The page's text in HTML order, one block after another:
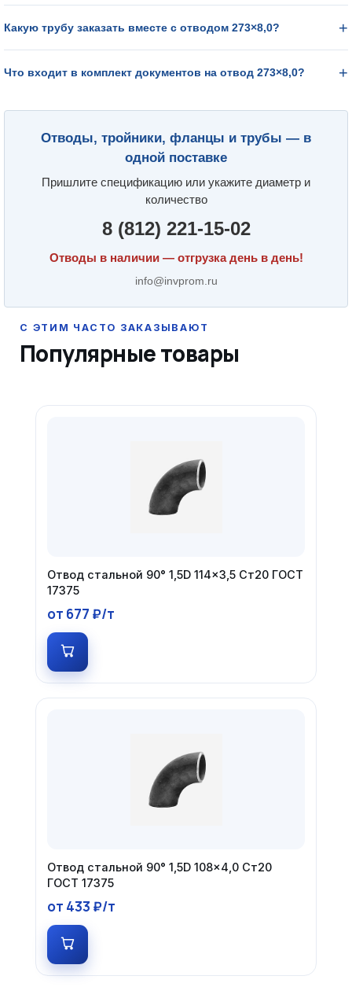
Какую трубу заказать вместе с отводом 273×8,0?
Что входит в комплект документов на отвод 273×8,0?
Отводы, тройники, фланцы и трубы — в
одной поставке
Пришлите спецификацию или укажите диаметр и
количество
8 (812) 221-15-02
Отводы в наличии — отгрузка день в день!
info@invprom.ru
Популярные товары
Отвод стальной 90° 1,5D 114×3,5 Ст20 ГОСТ
17375
от 677 ₽/т
Отвод стальной 90° 1,5D 108×4,0 Ст20
ГОСТ 17375
от 433 ₽/т